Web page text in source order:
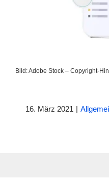
Bild: Adobe Stock – Copyright-
16. März 2021 |